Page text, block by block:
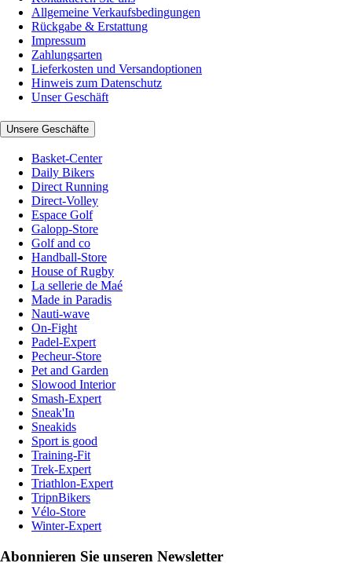
Allgemeine Verkaufsbedingungen
Rückgabe & Erstattung
Impressum
Zahlungsarten
Lieferkosten und Versandoptionen
Hinweis zum Datenschutz
Unser Geschäft
Unsere Geschäfte
Basket-Center
Daily Bikers
Direct Running
Direct-Volley
Espace Golf
Galopp-Store
Golf and co
Handball-Store
House of Rugby
La sellerie de Maé
Made in Paradis
Nauti-wave
On-Fight
Padel-Expert
Pecheur-Store
Pet and Garden
Slowood Interior
Smash-Expert
Sneak'In
Sneakids
Sport is good
Training-Fit
Trek-Expert
Triathlon-Expert
TripnBikers
Vélo-Store
Winter-Expert
Abonnieren Sie unseren Newsletter